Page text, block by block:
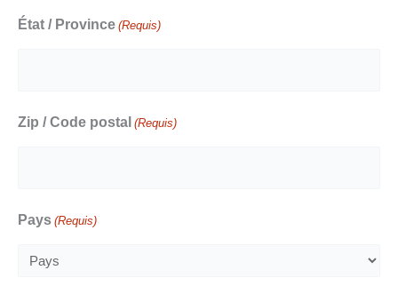
État / Province (Requis)
Zip / Code postal (Requis)
Pays (Requis)